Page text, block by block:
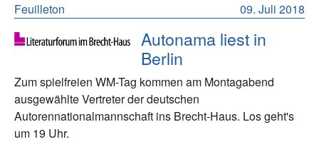
09. Juli 2018
Feuilleton
Autonama liest in
Berlin
Zum spielfreien WM-Tag kommen am Montagabend
ausgewählte Vertreter der deutschen
Autorennationalmannschaft ins Brecht-Haus. Los geht's
um 19 Uhr.